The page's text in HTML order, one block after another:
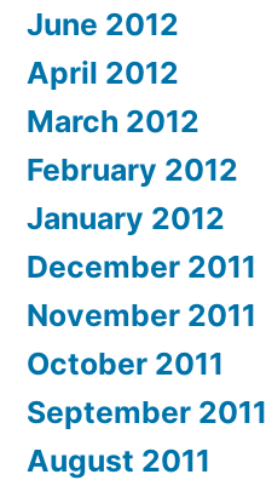
June 2012
April 2012
March 2012
February 2012
January 2012
December 2011
November 2011
October 2011
September 2011
August 2011